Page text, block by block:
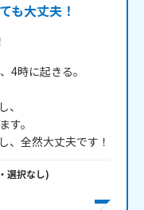
も大丈夫！
4時に起きる。
、
す。
、全然大丈夫です！
選択なし)